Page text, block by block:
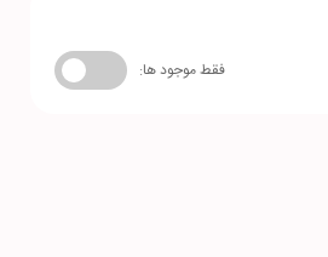
فقط موجود ها: